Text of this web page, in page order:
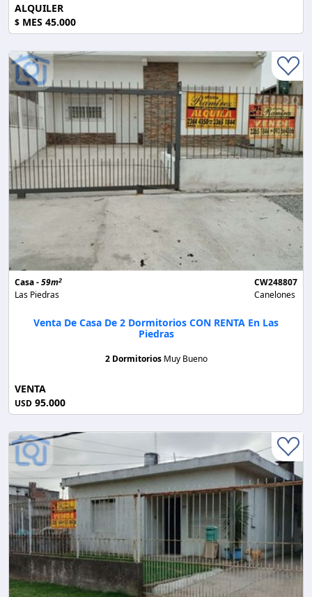
ALQUILER
$ MES 45.000
Casa -59m2
Las Piedras
CW248807
Canelones
Venta De Casa De 2 Dormitorios CON RENTA En Las
Piedras
2 Dormitorios Muy Bueno
VENTA
USD 95.000